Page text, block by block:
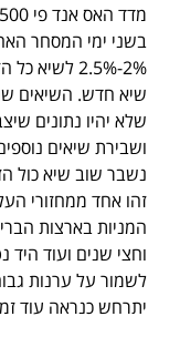
מדד האס אנד פי 500 עלה מתחילת השנה ב- 19.85%.
בשני ימי המסחר
2%-2.5%
שיא חדש. השיאים
שלא יהיו נתונים
נשבר שוב שיא כול
זהו אחד ממחזורי
וחצי שנים ועוד היד
לשמור על ערנות
יתרחש כנראה עוד